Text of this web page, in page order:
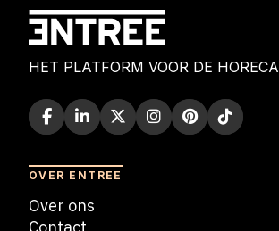
HET PLATFORM VOOR DE HORECA
OVER ENTREE
Over ons